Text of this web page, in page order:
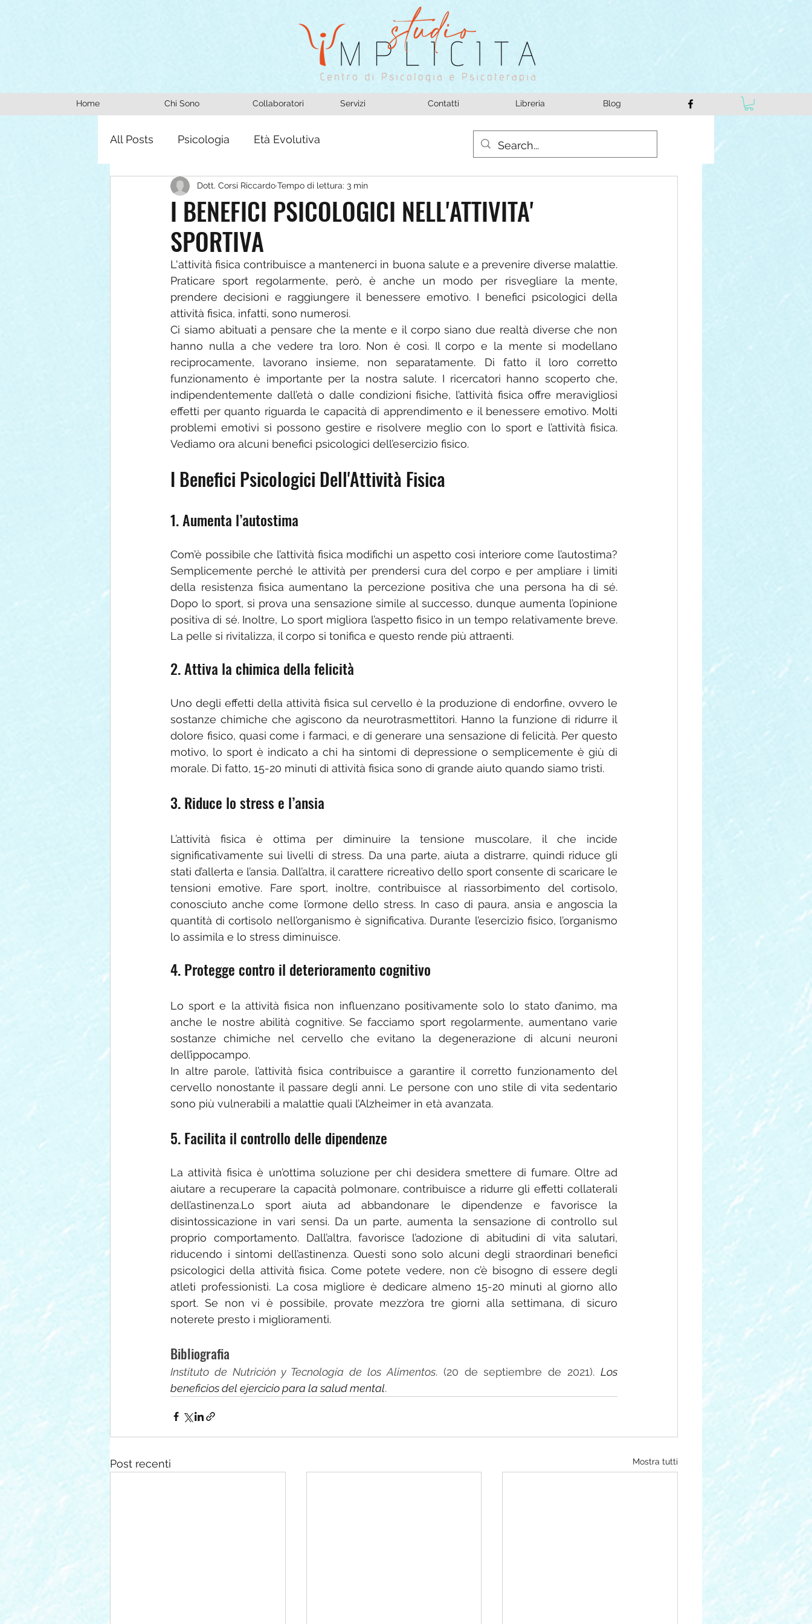
Home Chi Sono Collaboratori Servizi Contatti Libreria Blog
All Posts Psicologia Età Evolutiva
I BENEFICI PSICOLOGICI NELL'ATTIVITA'
SPORTIVA
Dott. Corsi RiccardoTempo di lettura: 3 min
L'attività fisica contribuisce a mantenerci in buona salute e a prevenire diverse malattie.
Praticare sport regolarmente, però, è anche un modo per risvegliare la mente,
prendere decisioni e raggiungere il benessere emotivo. I benefici psicologici della
attività fisica, infatti, sono numerosi.
Ci siamo abituati a pensare che la mente e il corpo siano due realtà diverse che non
hanno nulla a che vedere tra loro. Non è così. Il corpo e la mente si modellano
reciprocamente, lavorano insieme, non separatamente. Di fatto il loro corretto
funzionamento è importante per la nostra salute. I ricercatori hanno scoperto che,
indipendentemente dall’età o dalle condizioni fisiche, l’attività fisica offre meravigliosi
effetti per quanto riguarda le capacità di apprendimento e il benessere emotivo. Molti
problemi emotivi si possono gestire e risolvere meglio con lo sport e l’attività fisica.
Vediamo ora alcuni benefici psicologici dell’esercizio fisico.
I Benefici Psicologici Dell'Attività Fisica
1. Aumenta l’autostima
Com’è possibile che l’attività fisica modifichi un aspetto così interiore come l’autostima?
Semplicemente perché le attività per prendersi cura del corpo e per ampliare i limiti
della resistenza fisica aumentano la percezione positiva che una persona ha di sé.
Dopo lo sport, si prova una sensazione simile al successo, dunque aumenta l’opinione
positiva di sé. Inoltre, Lo sport migliora l’aspetto fisico in un tempo relativamente breve.
La pelle si rivitalizza, il corpo si tonifica e questo rende più attraenti.
2. Attiva la chimica della felicità
Uno degli effetti della attività fisica sul cervello è la produzione di endorfine, ovvero le
sostanze chimiche che agiscono da neurotrasmettitori. Hanno la funzione di ridurre il
dolore fisico, quasi come i farmaci, e di generare una sensazione di felicità. Per questo
motivo, lo sport è indicato a chi ha sintomi di depressione o semplicemente è giù di
morale. Di fatto, 15-20 minuti di attività fisica sono di grande aiuto quando siamo tristi.
3. Riduce lo stress e l’ansia
L’attività fisica è ottima per diminuire la tensione muscolare, il che incide
significativamente sui livelli di stress. Da una parte, aiuta a distrarre, quindi riduce gli
stati d’allerta e l’ansia. Dall’altra, il carattere ricreativo dello sport consente di scaricare le
tensioni emotive. Fare sport, inoltre, contribuisce al riassorbimento del cortisolo,
conosciuto anche come l’ormone dello stress. In caso di paura, ansia e angoscia la
quantità di cortisolo nell’organismo è significativa. Durante l’esercizio fisico, l’organismo
lo assimila e lo stress diminuisce.
4. Protegge contro il deterioramento cognitivo
Lo sport e la attività fisica non influenzano positivamente solo lo stato d’animo, ma
anche le nostre abilità cognitive. Se facciamo sport regolarmente, aumentano varie
sostanze chimiche nel cervello che evitano la degenerazione di alcuni neuroni
dell’ippocampo.
In altre parole, l’attività fisica contribuisce a garantire il corretto funzionamento del
cervello nonostante il passare degli anni. Le persone con uno stile di vita sedentario
sono più vulnerabili a malattie quali l’Alzheimer in età avanzata.
5. Facilita il controllo delle dipendenze
La attività fisica è un’ottima soluzione per chi desidera smettere di fumare. Oltre ad
aiutare a recuperare la capacità polmonare, contribuisce a ridurre gli effetti collaterali
dell’astinenza.Lo sport aiuta ad abbandonare le dipendenze e favorisce la
disintossicazione in vari sensi. Da un parte, aumenta la sensazione di controllo sul
proprio comportamento. Dall’altra, favorisce l’adozione di abitudini di vita salutari,
riducendo i sintomi dell’astinenza. Questi sono solo alcuni degli straordinari benefici
psicologici della attività fisica. Come potete vedere, non c’è bisogno di essere degli
atleti professionisti. La cosa migliore è dedicare almeno 15-20 minuti al giorno allo
sport. Se non vi è possibile, provate mezz’ora tre giorni alla settimana, di sicuro
noterete presto i miglioramenti.
Bibliografia
Instituto de Nutrición y Tecnología de los Alimentos. (20 de septiembre de 2021). Los
beneficios del ejercicio para la salud mental.
Post recenti Mostra tutti